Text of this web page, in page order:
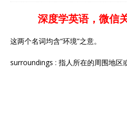
深度学英语，微信
这两个名词均含“环境”之意。
surroundings : 指人所在的周围地区